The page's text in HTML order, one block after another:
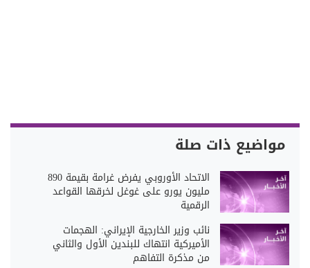
مواضيع ذات صلة
الاتحاد الأوروبي يفرض غرامة بقيمة 890
مليون يورو على غوغل لخرقها القواعد
الرقمية
نائب وزير الخارجية الإيراني: الهجمات
الأميركية انتهاك للبندين الأول والثاني
من مذكرة التفاهم